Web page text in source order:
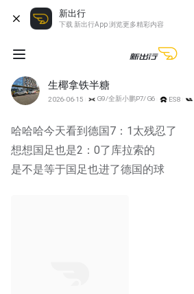
新出行
下载 新出行App 浏览更多精彩内容
生椰拿铁半糖
2026-06-15 G9/全新小鹏P7/G6 ES8
哈哈哈今天看到德国7：1太残忍了
想想国足也是2：0了库拉索的
是不是等于国足也进了德国的球